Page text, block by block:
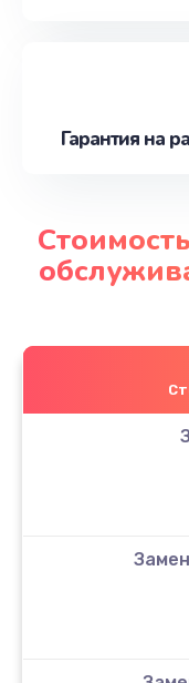
Гарантия на